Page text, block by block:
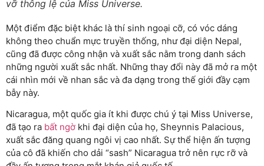
vỡ thông lệ của Miss Universe.
Một điểm đặc biệt khác là thí sinh ngoại cỡ, có vóc dáng
không theo chuẩn mực truyền thống, như đại diện Nepal,
cũng đã được công nhận và xuất sắc nằm trong danh sách
những người xuất sắc nhất. Những thay đổi này đã mở ra một
cái nhìn mới về nhan sắc và đa dạng trong thế giới đầy cạm
bẫy này.
Nicaragua, một quốc gia ít khi được chú ý tại Miss Universe,
đã tạo ra bất ngờ khi đại diện của họ, Sheynnis Palacious,
xuất sắc đăng quang ngôi vị cao nhất. Sự thể hiện ấn tượng
của cô đã khiến cho dải “sash” Nicaragua trở nên rực rỡ và